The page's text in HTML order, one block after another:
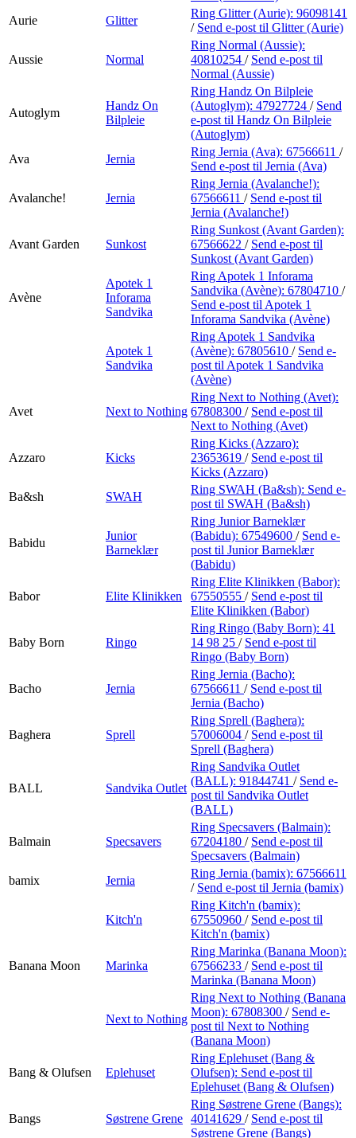
Aurie
Glitter
Ring Glitter (Aurie): 96098141
/ Send e-post til Glitter (Aurie)
Aussie Normal
Ring Normal (Aussie):
40810254 / Send e-post til
Normal (Aussie)
Autoglym
Handz On
Bilpleie
Ring Handz On Bilpleie
(Autoglym): 47927724 / Send
e-post til Handz On Bilpleie
(Autoglym)
Ava
Jernia
Ring Jernia (Ava): 67566611 /
Send e-post til Jernia (Ava)
Avalanche! Jernia
Ring Jernia (Avalanche!):
67566611 / Send e-post til
Jernia (Avalanche!)
Avant Garden Sunkost
Ring Sunkost (Avant Garden):
67566622 / Send e-post til
Sunkost (Avant Garden)
Avène
Apotek 1
Inforama
Sandvika
Ring Apotek 1 Inforama
Sandvika (Avène): 67804710 /
Send e-post til Apotek 1
Inforama Sandvika (Avène)
Apotek 1
Sandvika
Ring Apotek 1 Sandvika
(Avène): 67805610 / Send e-
post til Apotek 1 Sandvika
(Avène)
Avet Next to Nothing
Ring Next to Nothing (Avet):
67808300 / Send e-post til
Next to Nothing (Avet)
Azzaro Kicks
Ring Kicks (Azzaro):
23653619 / Send e-post til
Kicks (Azzaro)
Ba&sh
SWAH
Ring SWAH (Ba&sh): Send e-
post til SWAH (Ba&sh)
Babidu
Junior
Barneklær
Ring Junior Barneklær
(Babidu): 67549600 / Send e-
post til Junior Barneklær
(Babidu)
Babor Elite Klinikken
Ring Elite Klinikken (Babor):
67550555 / Send e-post til
Elite Klinikken (Babor)
Baby Born Ringo
Ring Ringo (Baby Born): 41
14 98 25 / Send e-post til
Ringo (Baby Born)
Bacho Jernia
Ring Jernia (Bacho):
67566611 / Send e-post til
Jernia (Bacho)
Baghera Sprell
Ring Sprell (Baghera):
57006004 / Send e-post til
Sprell (Baghera)
BALL Sandvika Outlet
Ring Sandvika Outlet
(BALL): 91844741 / Send e-
post til Sandvika Outlet
(BALL)
Balmain Specsavers
Ring Specsavers (Balmain):
67204180 / Send e-post til
Specsavers (Balmain)
bamix
Jernia
Ring Jernia (bamix): 67566611
/ Send e-post til Jernia (bamix)
Kitch'n
Ring Kitch'n (bamix):
67550960 / Send e-post til
Kitch'n (bamix)
Banana Moon Marinka
Ring Marinka (Banana Moon):
67566233 / Send e-post til
Marinka (Banana Moon)
Next to Nothing
Ring Next to Nothing (Banana
Moon): 67808300 / Send e-
post til Next to Nothing
(Banana Moon)
Bang & Olufsen Eplehuset
Ring Eplehuset (Bang &
Olufsen): Send e-post til
Eplehuset (Bang & Olufsen)
Bangs Søstrene Grene
Ring Søstrene Grene (Bangs):
40141629 / Send e-post til
Søstrene Grene (Bangs)